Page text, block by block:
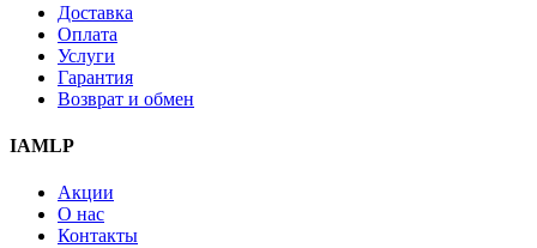
Доставка
Оплата
Услуги
Гарантия
Возврат и обмен
IAMLP
Акции
О нас
Контакты